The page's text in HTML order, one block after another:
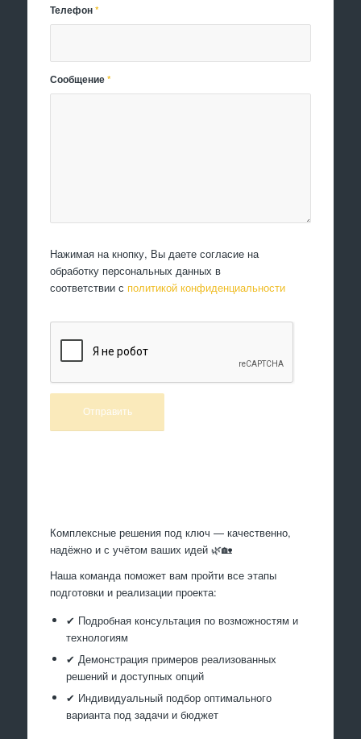
Телефон*
Сообщение*
Нажимая на кнопку, Вы даете согласие на
обработку персональных данных в
соответствии с политикой конфиденциальности
Комплексные решения под ключ — качественно,
надёжно и с учётом ваших идей 🌿🏡
Наша команда поможет вам пройти все этапы
подготовки и реализации проекта:
✔ Подробная консультация по возможностям и
технологиям
✔ Демонстрация примеров реализованных
решений и доступных опций
✔ Индивидуальный подбор оптимального
варианта под задачи и бюджет